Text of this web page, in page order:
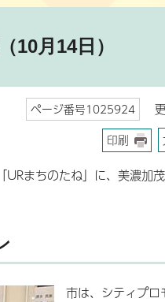
10月14日）
ページ番号1025924 更
印刷
まちのたね」に、美濃加
市は、シティプ